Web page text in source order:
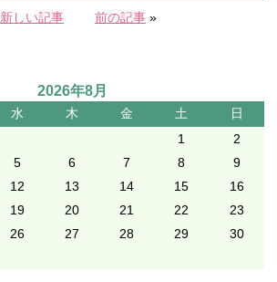
新しい記事 前の記事»
2026年8月
水 木 金 土 日
1
2
5 6 7 8
9
12 13 14 15
16
19 20 21 22
23
26 27 28 29
30